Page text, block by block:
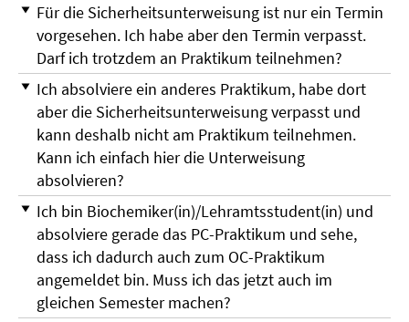
Für die Sicherheitsunterweisung ist nur ein Termin
vorgesehen. Ich habe aber den Termin verpasst.
Darf ich trotzdem an Praktikum teilnehmen?
Ich absolviere ein anderes Praktikum, habe dort
aber die Sicherheitsunterweisung verpasst und
kann deshalb nicht am Praktikum teilnehmen.
Kann ich einfach hier die Unterweisung
absolvieren?
Ich bin Biochemiker(in)/Lehramtsstudent(in) und
absolviere gerade das PC-Praktikum und sehe,
dass ich dadurch auch zum OC-Praktikum
angemeldet bin. Muss ich das jetzt auch im
gleichen Semester machen?